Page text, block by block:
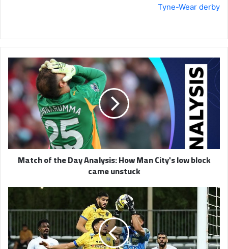
Tyne-Wear derby
Match
of
the
Day
Analysis:
City's
low
block
Match of the Day Analysis: How Man City's low block
came unstuck
التعاون
يفوز
على
الفيصلي
برباعية
ويعبر